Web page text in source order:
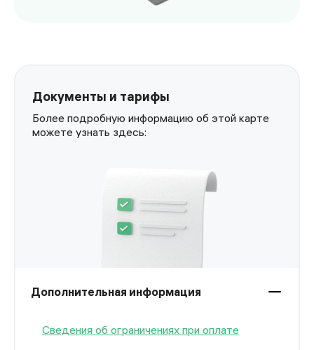
Документы и тарифы
Более подробную информацию об этой карте
можете узнать здесь:
Дополнительная информация
Сведения об ограничениях при оплате